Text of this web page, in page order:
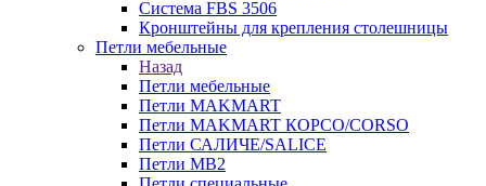
Система FBS 3506
Кронштейны для крепления столешницы
Петли мебельные
Назад
Петли мебельные
Петли MAKMART
Петли MAKMART КОРСО/CORSO
Петли САЛИЧЕ/SALICE
Петли MB2